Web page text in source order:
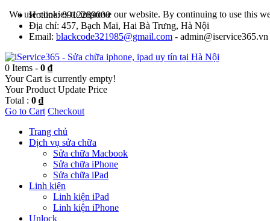
Hotline: 0912289000
Địa chỉ: 457, Bạch Mai, Hai Bà Trưng, Hà Nội
Email: blackcode321985@gmail.com - admin@iservice365.vn
0 Items - 0 ₫
Your Cart is currently empty!
Your Product Update Price
Total : 0 ₫
Go to Cart Checkout
Trang chủ
Dịch vụ sửa chữa
Sửa chữa Macbook
Sửa chữa iPhone
Sửa chữa iPad
Linh kiện
Linh kiện iPad
Linh kiện iPhone
Unlock
We use cookies to improve our website. By continuing to use this